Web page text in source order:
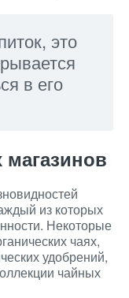
это
в его
из которых
Некоторые
чаях,
удобрений,
чайных